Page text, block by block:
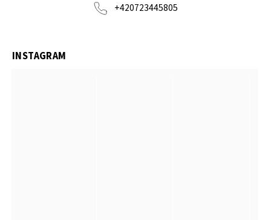
+420723445805
INSTAGRAM